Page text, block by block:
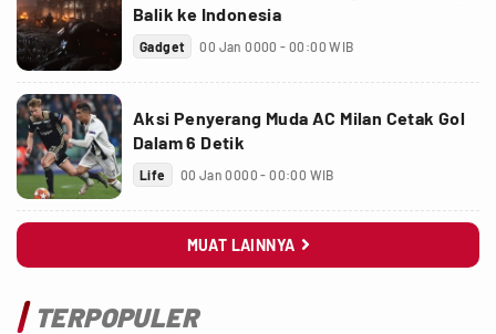
Balik ke Indonesia
Gadget 00 Jan 0000 - 00:00 WIB
Aksi Penyerang Muda AC Milan Cetak Gol
Dalam 6 Detik
Life 00 Jan 0000 - 00:00 WIB
MUAT LAINNYA 
TERPOPULER